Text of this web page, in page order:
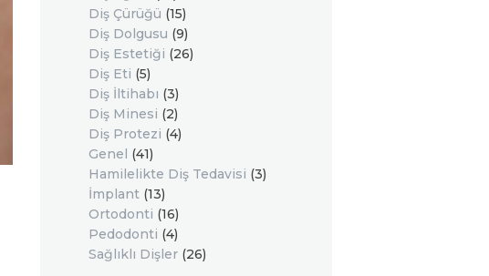
Diş Çürüğü (15)
Diş Dolgusu (9)
Diş Estetiği (26)
Diş Eti (5)
Diş İltihabı (3)
Diş Minesi (2)
Diş Protezi (4)
Genel (41)
Hamilelikte Diş Tedavisi (3)
İmplant(13)
Ortodonti (16)
Pedodonti (4)
Sağlıklı Dişler(26)